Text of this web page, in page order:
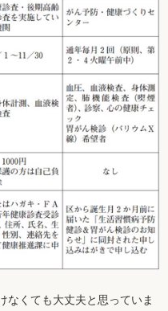
くても大丈夫と思っていま